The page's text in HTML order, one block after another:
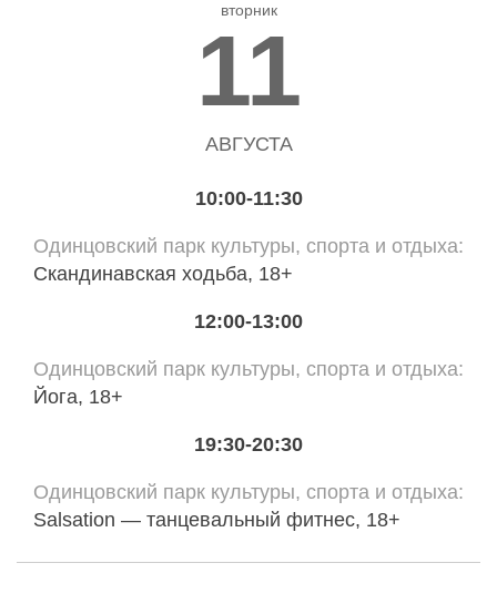
вторник
11
АВГУСТА
10:00-11:30
Одинцовский парк культуры, спорта и отдыха
Скандинавская ходьба, 18+
12:00-13:00
Одинцовский парк культуры, спорта и отдыха
Йога, 18+
19:30-20:30
Одинцовский парк культуры, спорта и отдыха
Salsation — танцевальный фитнес, 18+